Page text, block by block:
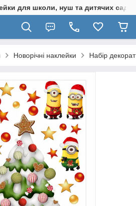
для школи, нуш та дитячих
Новорічні наклейки Набір